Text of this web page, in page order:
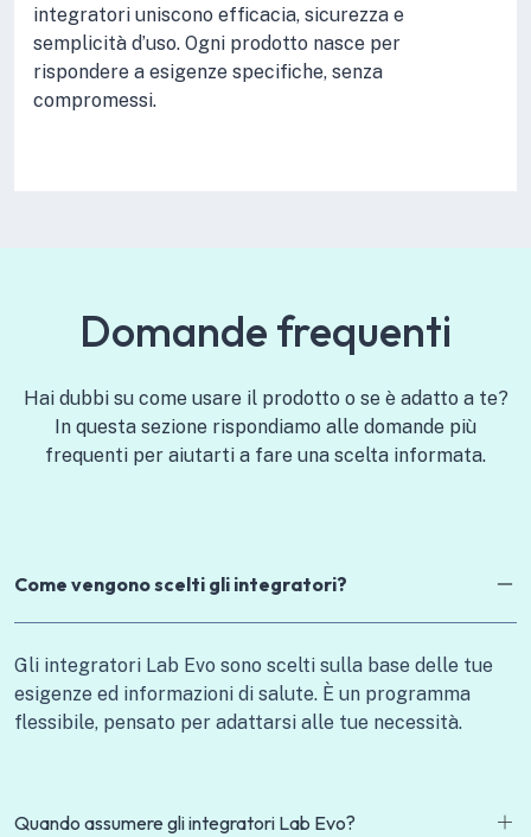
integratori uniscono efficacia, sicurezza e
semplicità d’uso. Ogni prodotto nasce per
rispondere a esigenze specifiche, senza
compromessi.
Domande frequenti
Hai dubbi su come usare il prodotto o se è adatto a te?
In questa sezione rispondiamo alle domande più
frequenti per aiutarti a fare una scelta informata.
Come vengono scelti gli integratori?
Gli integratori Lab Evo sono scelti sulla base delle tue
esigenze ed informazioni di salute. È un programma
flessibile, pensato per adattarsi alle tue necessità.
Quando assumere gli integratori Lab Evo?